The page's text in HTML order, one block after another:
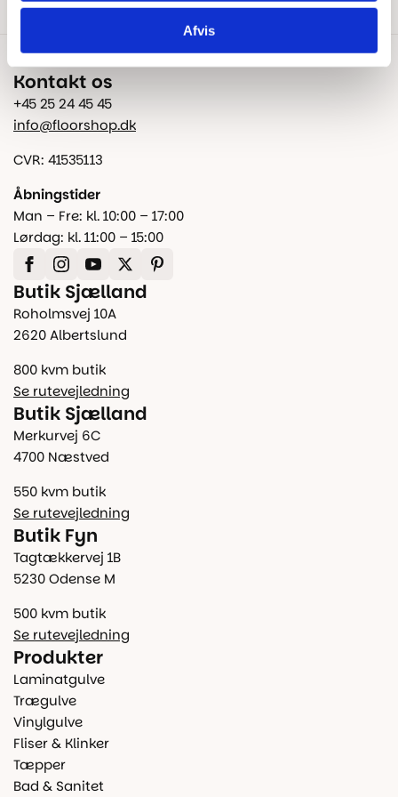
Afvis
Kontakt os
+45 25 24 45 45
info@floorshop.dk
CVR: 41535113
Åbningstider
Man – Fre: kl. 10:00 – 17:00
Lørdag: kl. 11:00 – 15:00
Butik Sjælland
Roholmsvej 10A
2620 Albertslund
800 kvm butik
Se rutevejledning
Butik Sjælland
Merkurvej 6C
4700 Næstved
550 kvm butik
Se rutevejledning
Butik Fyn
Tagtækkervej 1B
5230 Odense M
500 kvm butik
Se rutevejledning
Produkter
Laminatgulve
Trægulve
Vinylgulve
Fliser & Klinker
Tæpper
Bad & Sanitet